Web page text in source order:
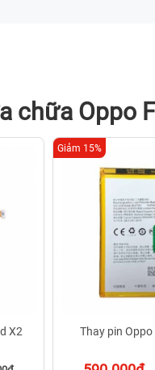
chữa Oppo
X2 Thay pin
Giảm 15%